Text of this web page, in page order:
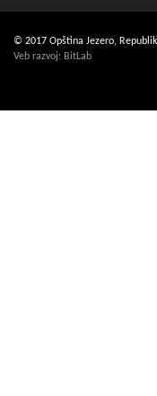
© 2017 Opština Jezero,
Veb razvoj: BitLab